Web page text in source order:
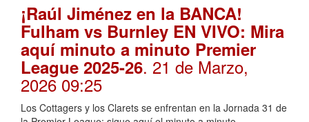
¡Raúl Jiménez en la BANCA!
Fulham vs Burnley EN VIVO: Mira
aquí minuto a minuto Premier
League 2025-26. 21 de Marzo,
2026 09:25
Los Cottagers y los Clarets se enfrentan en la Jornada 31 de